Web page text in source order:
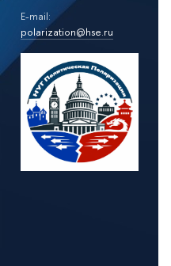
E-mail:
polarization@hse.ru